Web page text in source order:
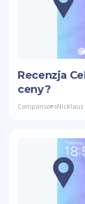
Recenzja
ceny?
ComparisonsNicklaus